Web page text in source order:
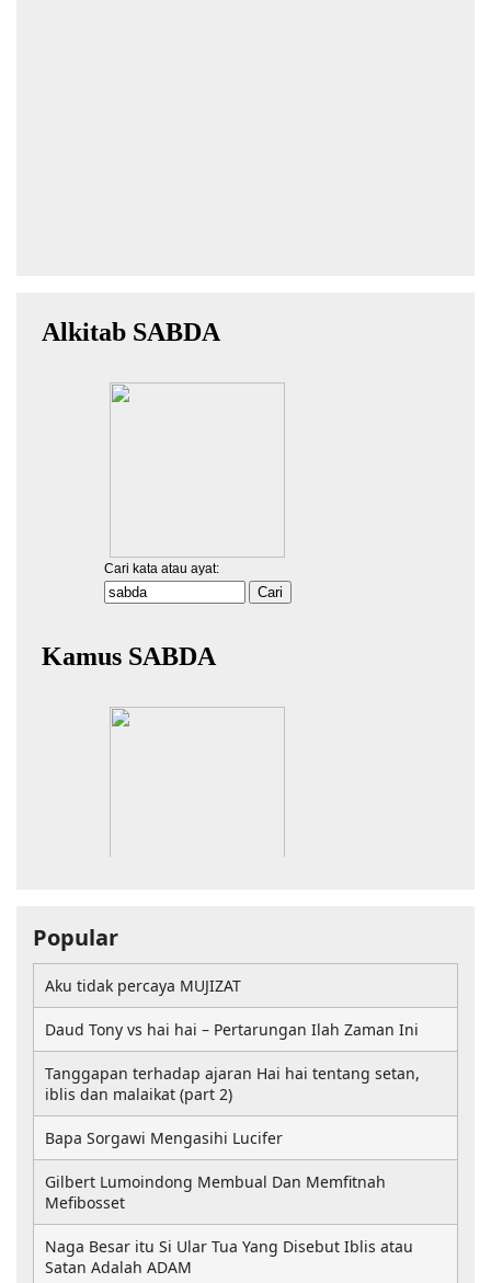
Popular
Aku tidak percaya MUJIZAT
Daud Tony vs hai hai – Pertarungan Ilah Zaman Ini
Tanggapan terhadap ajaran Hai hai tentang setan,
iblis dan malaikat (part 2)
Bapa Sorgawi Mengasihi Lucifer
Gilbert Lumoindong Membual Dan Memfitnah
Mefibosset
Naga Besar itu Si Ular Tua Yang Disebut Iblis atau
Satan Adalah ADAM